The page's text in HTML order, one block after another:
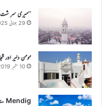
’’میری سر شت
29 جولائی 2025ء
مومن دلیر اور
10 ستمبر 2019ء
Mendig سے جلسہ سالانہ جرمنی کی تیاری کی ایک رپورٹ